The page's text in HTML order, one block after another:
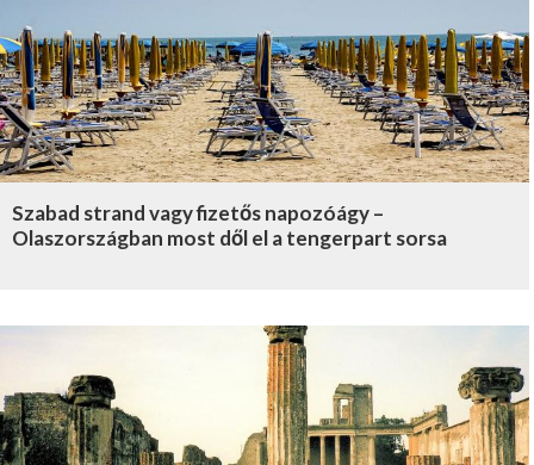
Szabad strand vagy fizetős napozóágy –
Olaszországban most dől el a tengerpart sorsa